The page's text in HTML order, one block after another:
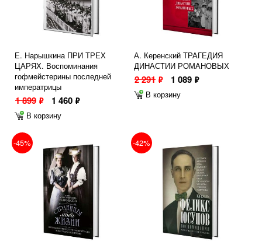
Е. Нарышкина ПРИ ТРЕХ
ЦАРЯХ. Воспоминания
гофмейстерины последней
императрицы
1 899 ф 1 460 ф
В корзину
А. Керенский ТРАГЕДИЯ
ДИНАСТИИ РОМАНОВЫХ
2 291 ф 1 089 ф
В корзину
-45% -42%